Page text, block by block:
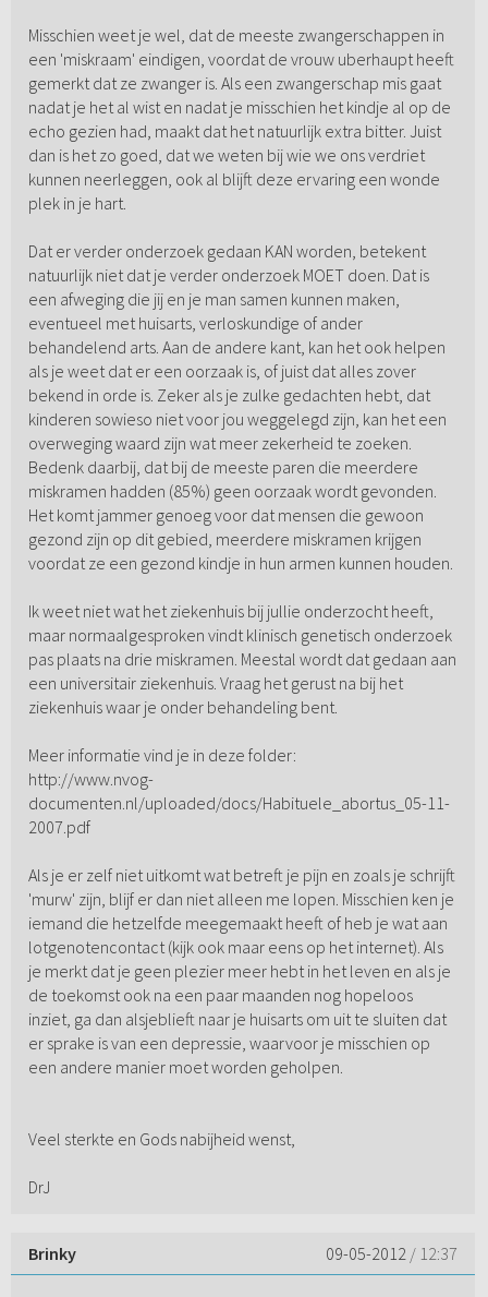
Misschien weet je wel, dat de meeste zwangerschappen in
een 'miskraam' eindigen, voordat de vrouw uberhaupt heeft
gemerkt dat ze zwanger is. Als een zwangerschap mis gaat
nadat je het al wist en nadat je misschien het kindje al op de
echo gezien had, maakt dat het natuurlijk extra bitter. Juist
dan is het zo goed, dat we weten bij wie we ons verdriet
kunnen neerleggen, ook al blijft deze ervaring een wonde
plek in je hart.
Dat er verder onderzoek gedaan KAN worden, betekent
natuurlijk niet dat je verder onderzoek MOET doen. Dat is
een afweging die jij en je man samen kunnen maken,
eventueel met huisarts, verloskundige of ander
behandelend arts. Aan de andere kant, kan het ook helpen
als je weet dat er een oorzaak is, of juist dat alles zover
bekend in orde is. Zeker als je zulke gedachten hebt, dat
kinderen sowieso niet voor jou weggelegd zijn, kan het een
overweging waard zijn wat meer zekerheid te zoeken.
Bedenk daarbij, dat bij de meeste paren die meerdere
miskramen hadden (85%) geen oorzaak wordt gevonden.
Het komt jammer genoeg voor dat mensen die gewoon
gezond zijn op dit gebied, meerdere miskramen krijgen
voordat ze een gezond kindje in hun armen kunnen houden.
Ik weet niet wat het ziekenhuis bij jullie onderzocht heeft,
maar normaalgesproken vindt klinisch genetisch onderzoek
pas plaats na drie miskramen. Meestal wordt dat gedaan aan
een universitair ziekenhuis. Vraag het gerust na bij het
ziekenhuis waar je onder behandeling bent.
Meer informatie vind je in deze folder:
http://www.nvog-
documenten.nl/uploaded/docs/Habituele_abortus_05-11-
2007.pdf
Als je er zelf niet uitkomt wat betreft je pijn en zoals je schrijft
'murw' zijn, blijf er dan niet alleen me lopen. Misschien ken je
iemand die hetzelfde meegemaakt heeft of heb je wat aan
lotgenotencontact (kijk ook maar eens op het internet). Als
je merkt dat je geen plezier meer hebt in het leven en als je
de toekomst ook na een paar maanden nog hopeloos
inziet, ga dan alsjeblieft naar je huisarts om uit te sluiten dat
er sprake is van een depressie, waarvoor je misschien op
een andere manier moet worden geholpen.
Veel sterkte en Gods nabijheid wenst,
DrJ
Brinky 09-05-2012 / 12:37